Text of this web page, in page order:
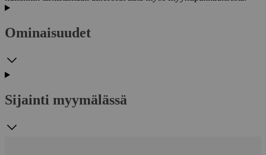
Ominaisuudet
Sijainti myymälässä